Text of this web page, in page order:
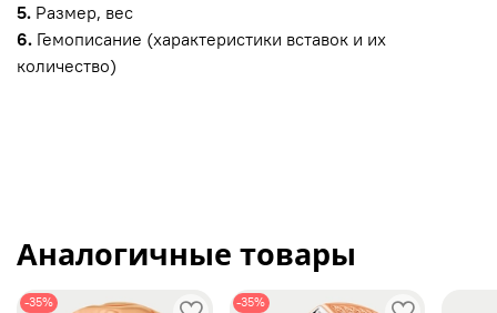
5. Размер, вес
6. Гемописание (характеристики вставок и их
количество)
Аналогичные товары
-35% -35%